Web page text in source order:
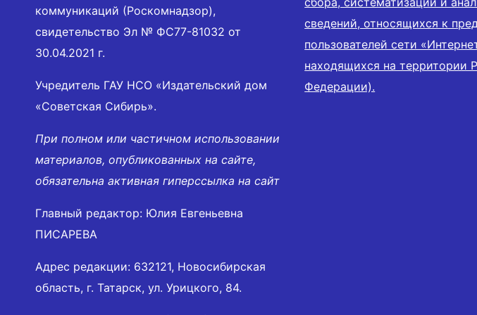
коммуникаций (Роскомнадзор),
свидетельство Эл № ФС77-81032 от
30.04.2021 г.
Учредитель ГАУ НСО «Издательский дом
«Советская Сибирь».
При полном или частичном использовании
материалов, опубликованных на сайте,
обязательна активная гиперссылка на сайт
Главный редактор: Юлия Евгеньевна
ПИСАРЕВА
Адрес редакции: 632121, Новосибирская
область, г. Татарск, ул. Урицкого, 84.
сведений, относящихся к
пользователей сети
находящихся на территории
Федерации).